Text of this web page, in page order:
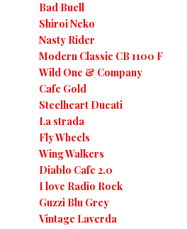
Bad Buell
Shiroi Neko
Nasty Rider
Modern Classic CB 1100 F
Wild One & Company
Cafe Gold
Steelheart Ducati
La strada
Fly Wheels
Wing Walkers
Diablo Cafe 2.0
I love Radio Rock
Guzzi Blu Grey
Vintage Laverda